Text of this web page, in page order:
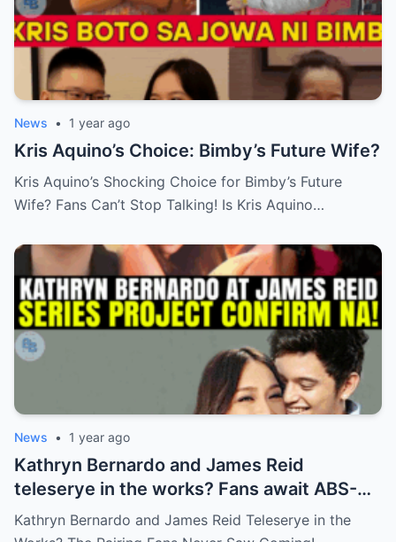
News • 1 year ago
Kris Aquino’s Choice: Bimby’s Future Wife?
Kris Aquino’s Shocking Choice for Bimby’s Future
Wife? Fans Can’t Stop Talking! Is Kris Aquino…
News • 1 year ago
Kathryn Bernardo and James Reid
teleserye in the works? Fans await ABS-
CBN’s official reveal
Kathryn Bernardo and James Reid Teleserye in the